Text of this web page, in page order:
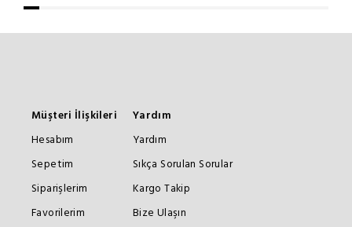
Müşteri İlişkileri
Hesabım
Sepetim
Siparişlerim
Favorilerim
Yardım
Yardım
Sıkça Sorulan Sorular
Kargo Takip
Bize Ulaşın